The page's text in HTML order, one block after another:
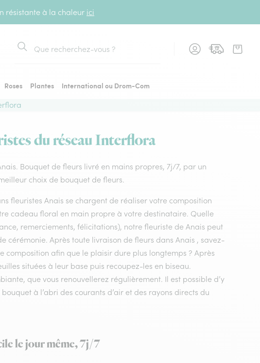
résistante à la chaleur ici
Rechercher
Roses Plantes
International ou Drom-Com
du réseau Interflora
Bouquet de fleurs livré en mains propres, 7j/7, par un
choix de bouquet de fleurs.
fleuristes Anais se chargent de réaliser votre composition
cadeau floral en main propre à votre destinataire. Quelle
remerciements, félicitations), notre fleuriste de Anais peut
cérémonie. Après toute livraison de fleurs dans Anais , savez-
composition afin que le plaisir dure plus longtemps ? Après
situées à leur base puis recoupez-les en biseau.
que vous renouvellerez régulièrement. Il est possible d’y
à l’abri des courants d’air et des rayons directs du
le jour même, 7j/7